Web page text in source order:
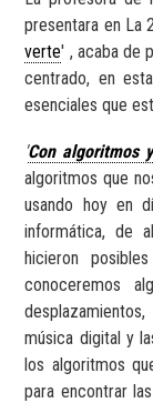
presentara en La
verte' , acaba de
centrado, en
esenciales que
'Con algoritmos
algoritmos que
usando hoy en
informática, de
hicieron
conoceremos
música digital y
los algoritmos
para encontrar